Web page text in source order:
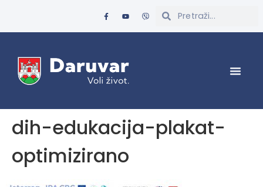
dih-edukacija-plakat-
optimizirano